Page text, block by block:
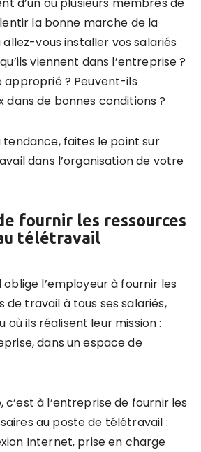
d’un ou plusieurs membres de
la bonne marche de la
allez-vous installer vos salariés
viennent dans l’entreprise ?
approprié ? Peuvent-ils
dans de bonnes conditions ?
tendance, faites le point sur
dans l’organisation de votre
fournir les ressources
télétravail
oblige l’employeur à fournir les
de travail à tous ses salariés,
où ils réalisent leur mission :
dans un espace de
à l’entreprise de fournir les
au poste de télétravail :
Internet, prise en charge